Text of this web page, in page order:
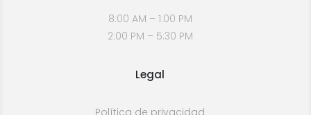
8:00 AM – 1:00 PM
2:00 PM – 5:30 PM
Legal